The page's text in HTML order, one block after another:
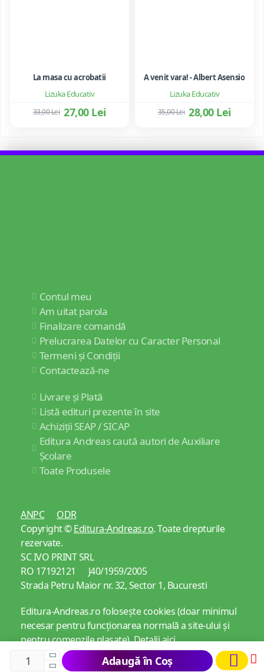
Adaugă în Coș
Lizuka Educativ
La masa cu acrobatii
27,00 Lei
33,00 Lei
Lizuka Educativ
A venit vara! - Albert Asensio
28,00 Lei
35,00 Lei
Contul meu
Am uitat parola
Finalizare comandă
Prelucrarea Datelor cu Caracter Personal
Termeni și Condiții
Contactează-ne
Livrare și Plată
Listă edituri prezente în site
Achiziții SEAP / SICAP
Editura Andreas caută autori de Auxiliare
Școlare
Toate Produsele
ANPC
ODR
Copyright ©Editura-Andreas.ro. Toate drepturile
rezervate.
SC IVO PRINT SRL
RO 17192121 J40/1959/2005
Strada Petru Maior nr. 32, Sector 1, Bucuresti
Editura-Andreas.ro folosește cookies (doar minimul
necesar pentru funcționarea normală a site-ului și
pentru comenzile plasate).Detalii aici